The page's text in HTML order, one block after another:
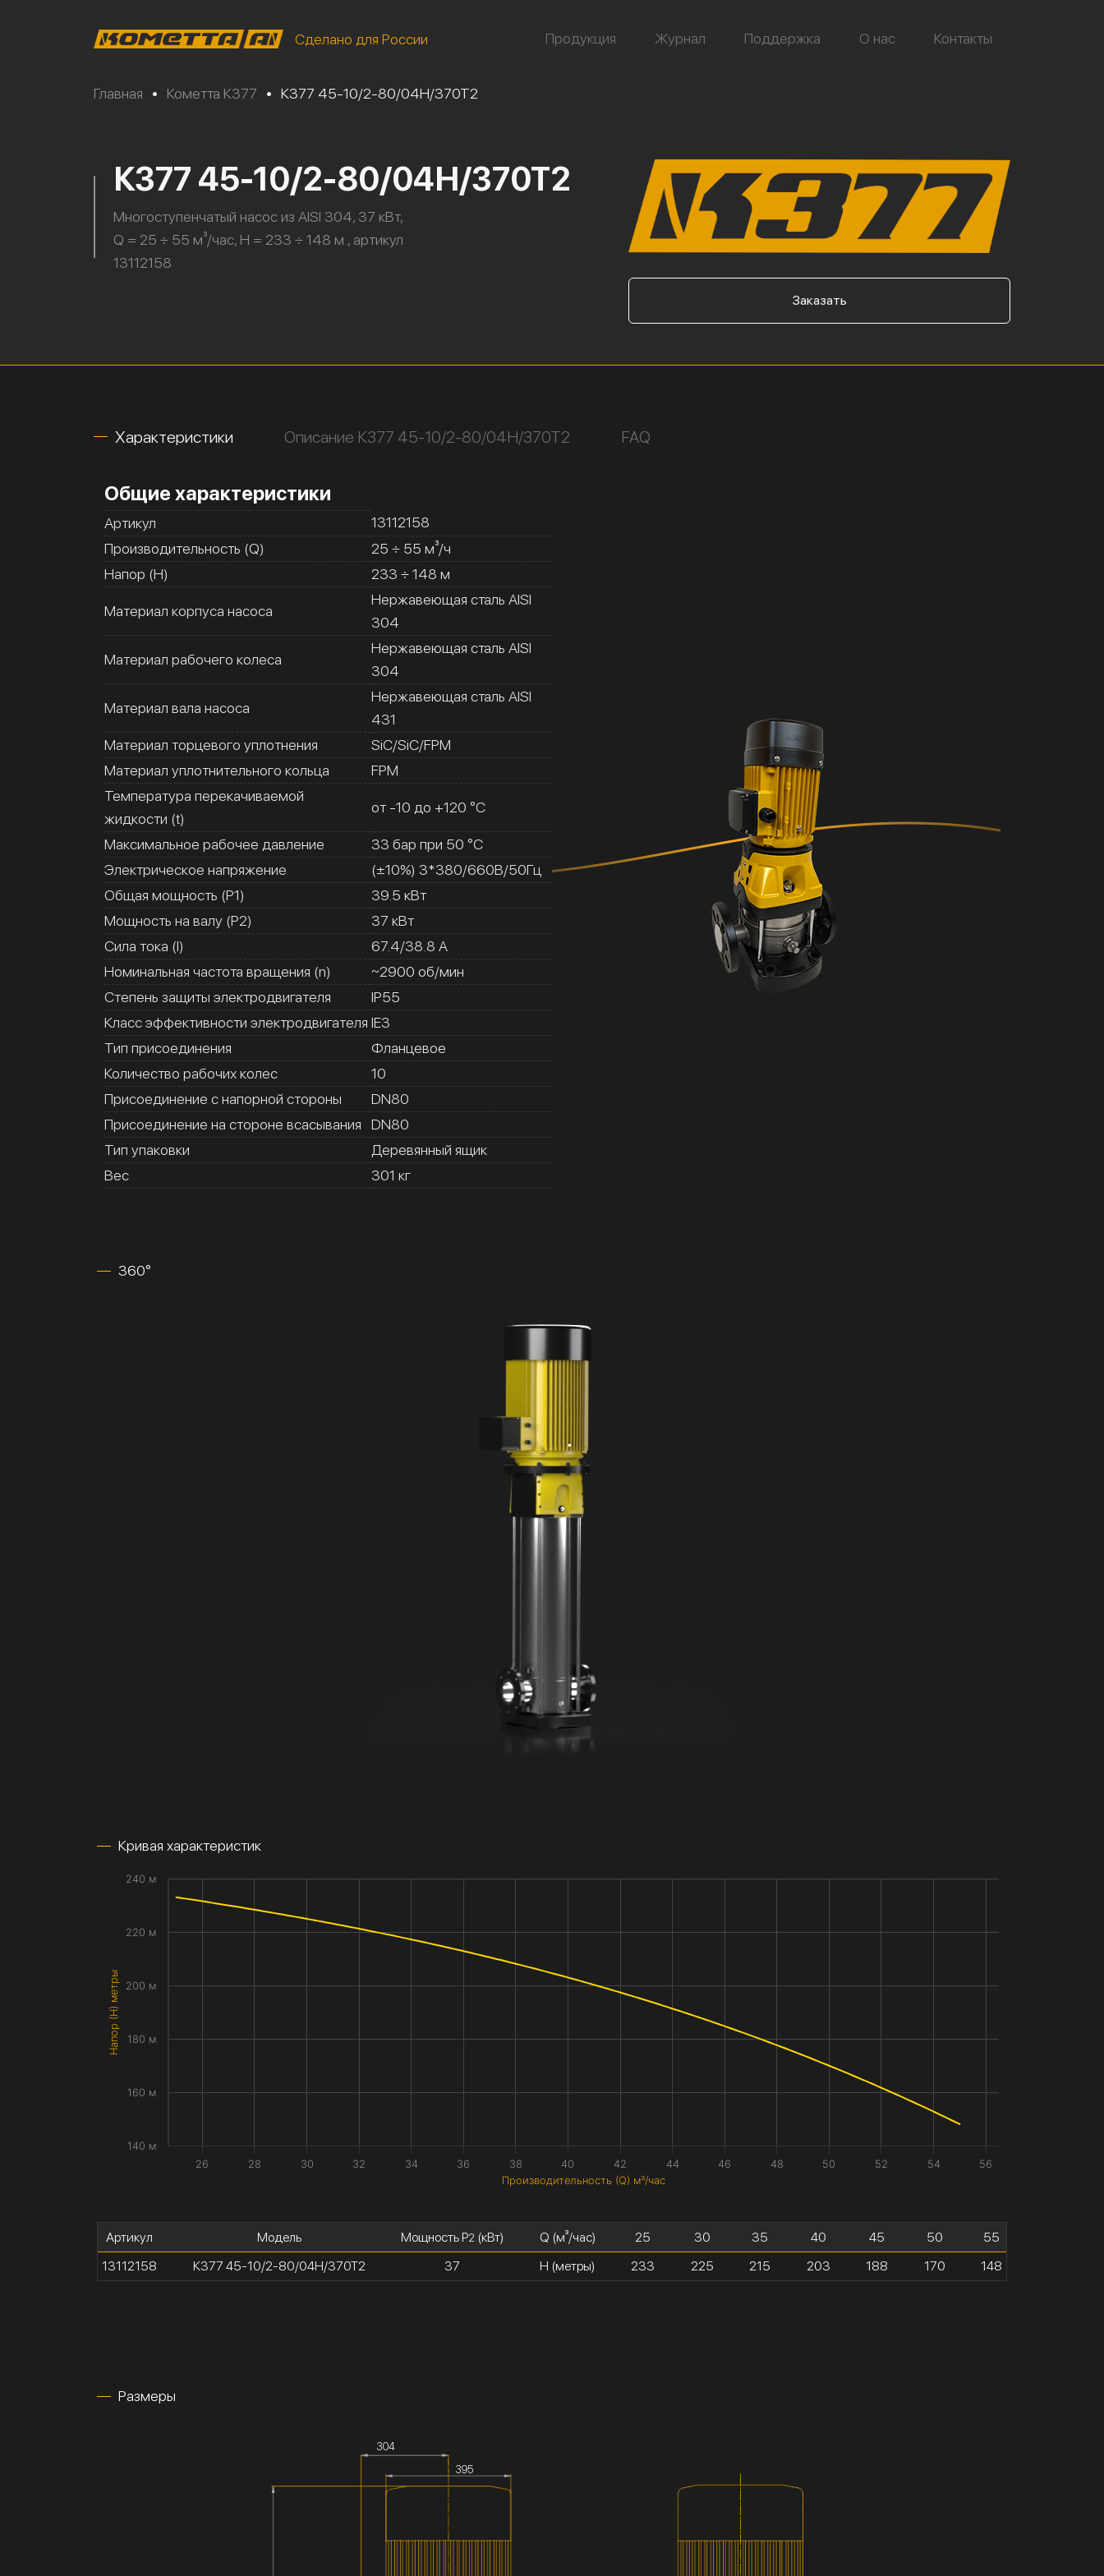
Сделано для России Продукция Журнал Поддержка О нас Контакты
Главная • Кометта К377 • К377 45-10/2-80/04Н/370Т2
К377 45-10/2-80/04Н/370Т2
Многоступенчатый насос из AISI 304, 37 кВт,
Q = 25 ÷ 55 м³/час, H = 233 ÷ 148 м., артикул
13112158
Заказать
Характеристики Описание К377 45-10/2-80/04Н/370Т2 FAQ
Общие характеристики
Артикул
13112158
Производительность (Q)
25 ÷ 55 м³/ч
Напор (H)
233 ÷ 148 м
Материал корпуса насоса
Нержавеющая сталь AISI
304
Материал рабочего колеса
Нержавеющая сталь AISI
304
Материал вала насоса
Нержавеющая сталь AISI
431
Материал торцевого уплотнения
SiC/SiC/FPM
Материал уплотнительного кольца
FPM
Температура перекачиваемой
жидкости (t)
от -10 до +120 °C
Максимальное рабочее давление
33 бар при 50 °C
Электрическое напряжение
(±10%) 3*380/660В/50Гц
Общая мощность (Р1)
39.5 кВт
Мощность на валу (Р2)
37 кВт
Сила тока (I)
67.4/38.8 A
Номинальная частота вращения (n)
~2900 об/мин
Степень защиты электродвигателя
IP55
Класс эффективности электродвигателя IE3
Тип присоединения
Фланцевое
Количество рабочих колес
10
Присоединение с напорной стороны
DN80
Присоединение на стороне всасывания
DN80
Тип упаковки
Деревянный ящик
Вес
301 кг
360°
Кривая характеристик
Производительность (Q) м³/час
Напор (H) метры
26 28 30 32 34 36 38 40 42 44 46 48 50 52 54 56
140 м
160 м
180 м
200 м
220 м
240 м
Артикул
13112158
Модель
К377 45-10/2-80/04Н/370Т2
Мощность P2 (кВт)
37
Q (м³/час)
H (метры)
25
233
30
225
35
215
40
203
45
188
50
170
55
148
Размеры
304
395